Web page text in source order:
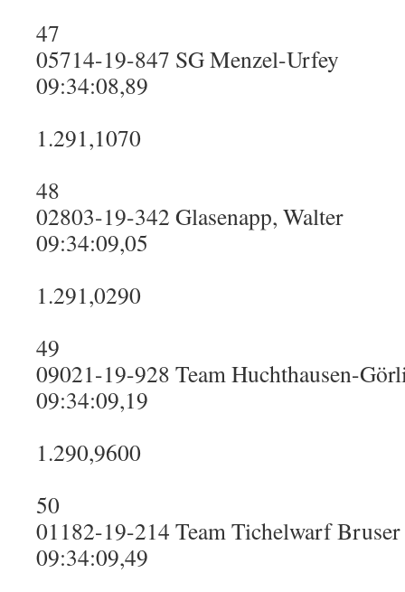
47
05714-19-847 SG Menzel-Urfey
09:34:08,89
1.291,1070
48
02803-19-342 Glasenapp, Walter
09:34:09,05
1.291,0290
49
09021-19-928 Team Huchthausen-
09:34:09,19
1.290,9600
50
01182-19-214 Team Tichelwarf
09:34:09,49